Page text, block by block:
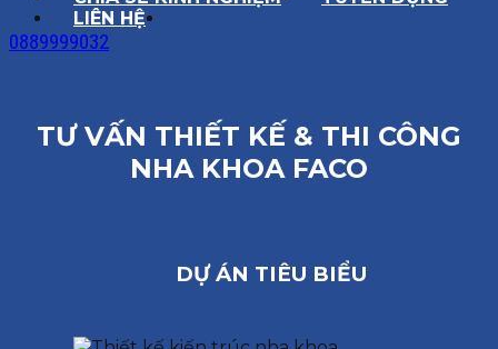
LIÊN HỆ
0889999032
TƯ VẤN THIẾT KẾ & THI CÔNG
NHA KHOA FACO
DỰ ÁN TIÊU BIỂU